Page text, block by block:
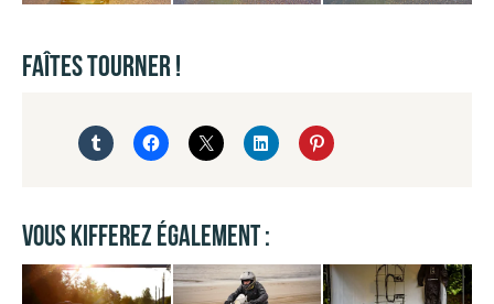
FAÎTES TOURNER !
VOUS KIFFEREZ ÉGALEMENT :